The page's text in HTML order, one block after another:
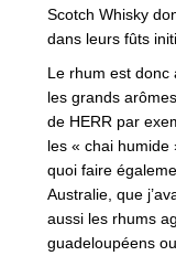
Scotch Whisky
dans leurs fûts
Le rhum est donc
les grands
de HERR par
les « chai humide
quoi faire
Australie, que
aussi les rhums
guadeloupéens